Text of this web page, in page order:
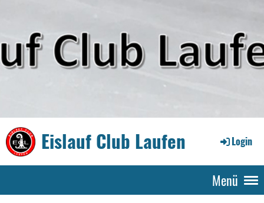
Eislauf Club Laufen Login
Menü